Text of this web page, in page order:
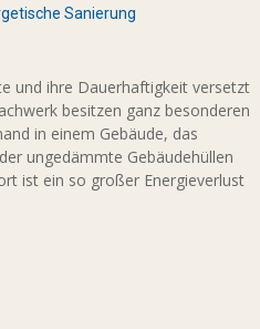
Sanierung
und ihre Dauerhaftigkeit versetzt
besitzen ganz besonderen
in einem Gebäude, das
ungedämmte Gebäudehüllen
ist ein so großer Energieverlust